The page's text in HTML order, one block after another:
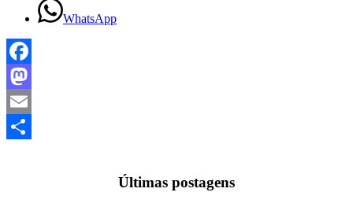
WhatsApp
Facebook
Mastodon
Email
Últimas postagens